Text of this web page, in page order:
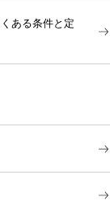
ある条件と定